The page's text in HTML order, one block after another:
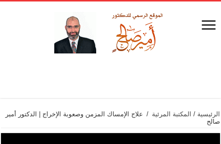
الرئيسية / المكتبة المرئية / علاج الإمساك المزمن وصعوبة الإخراج | الدكتور أمير
صالح